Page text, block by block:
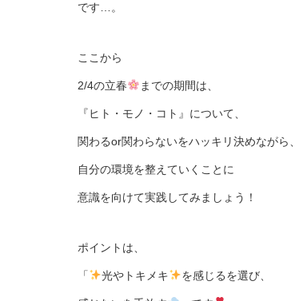
です…。
ここから
2/4の立春 までの期間は、
『ヒト・モノ・コト』について、
関わるor関わらないをハッキリ決めながら、
自分の環境を整えていくことに
意識を向けて実践してみましょう！
ポイントは、
「 光やトキメキ を感じるを選び、